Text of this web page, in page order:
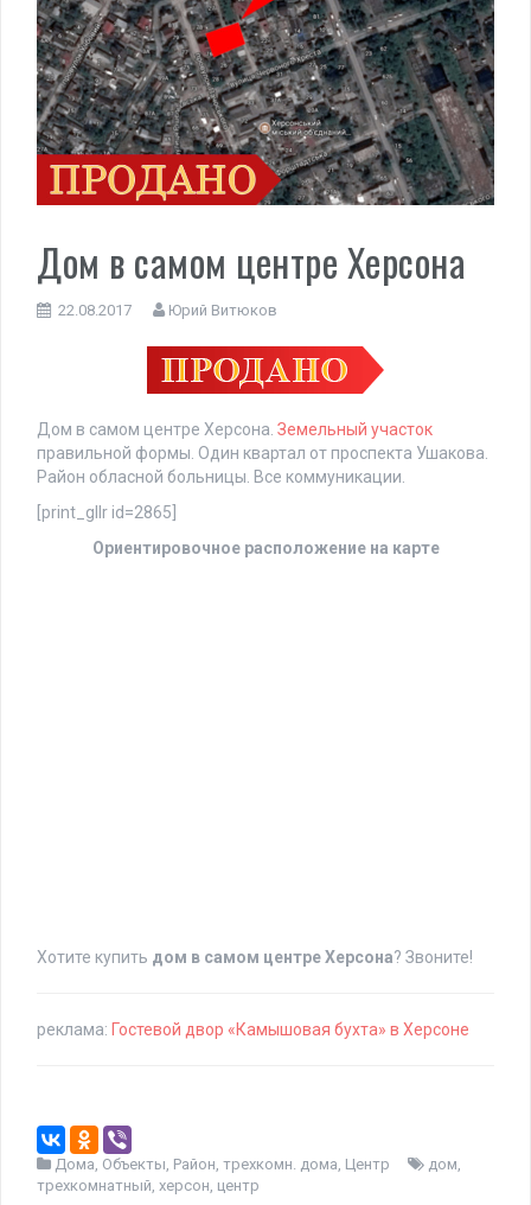
Дом в самом центре Херсона
22.08.2017 Юрий Витюков
Дом в самом центре Херсона. Земельный участок
правильной формы. Один квартал от проспекта Ушакова.
Район обласной больницы. Все коммуникации.
[print_gllr id=2865]
Ориентировочное расположение на карте
Хотите купить дом в самом центре Херсона? Звоните!
реклама: Гостевой двор «Камышовая бухта» в Херсоне
Дома, Объекты, Район, трехкомн. дома, Центр дом,
трехкомнатный, херсон, центр